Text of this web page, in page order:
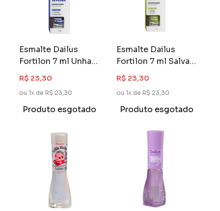
Esmalte Dailus
Fortilon 7 ml Unhas
De Pedra
Endurecedor
R$ 23,30
ou 1x de R$ 23,30
Produto esgotado
Esmalte Dailus
Fortilon 7 ml Salva
Unhas Recuperador
R$ 23,30
ou 1x de R$ 23,30
Produto esgotado